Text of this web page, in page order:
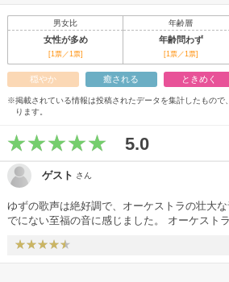
男女比 年齢層
女性が多め 年齢問わず
[1票／1票] [1票／1票]
穏やか 癒される ときめく
※掲載されている情報は投稿されたデータを集計したもので
ります。
5.0
ゲスト さん
ゆずの歌声は絶好調で、オーケストラの壮大
でにない至福の音に感じました。 オーケストラバージョンの曲と、
ました！